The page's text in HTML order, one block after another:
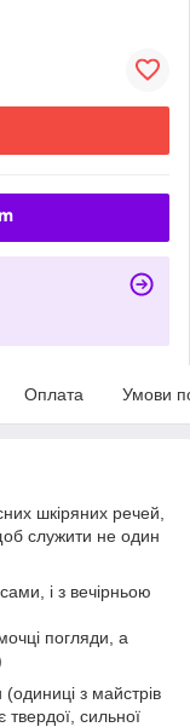
Оплата Умови
шкіряних речей,
служити не один
і з вечірньою
погляди, а
(одиниці з майстрів
сильної